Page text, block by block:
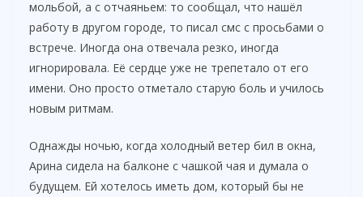
мольбой, а с отчаяньем: то сообщал, что нашёл
работу в другом городе, то писал смс с просьбами о
встрече. Иногда она отвечала резко, иногда
игнорировала. Её сердце уже не трепетало от его
имени. Оно просто отметало старую боль и училось
новым ритмам.
Однажды ночью, когда холодный ветер бил в окна,
Арина сидела на балконе с чашкой чая и думала о
будущем. Ей хотелось иметь дом, который бы не